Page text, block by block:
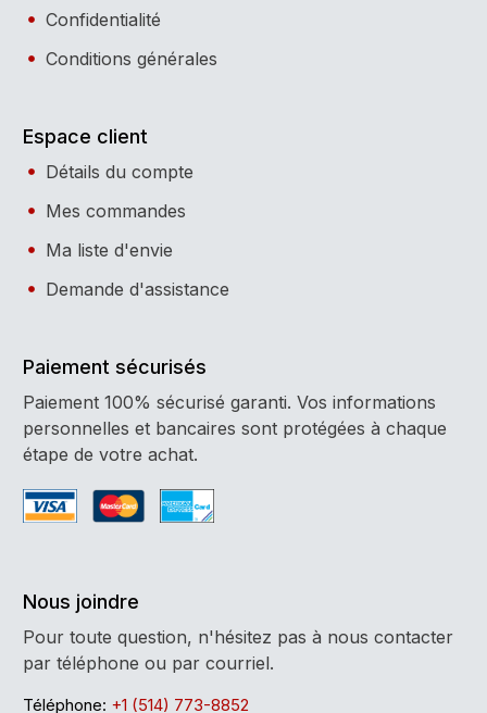
Confidentialité
Conditions générales
Espace client
Détails du compte
Mes commandes
Ma liste d'envie
Demande d'assistance
Paiement sécurisés
Paiement 100% sécurisé garanti. Vos informations
personnelles et bancaires sont protégées à chaque
étape de votre achat.
Nous joindre
Pour toute question, n'hésitez pas à nous contacter
par téléphone ou par courriel.
Téléphone: +1 (514) 773-8852